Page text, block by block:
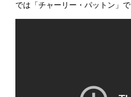
では「チャーリー・パットン」で